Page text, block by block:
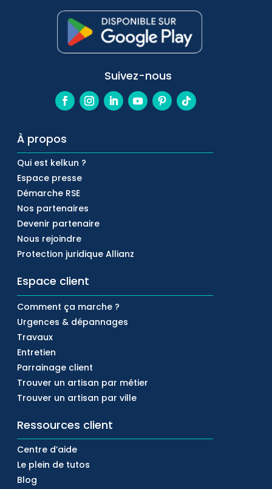
Suivez-nous
À propos
Qui est kelkun ?
Espace presse
Démarche RSE
Nos partenaires
Devenir partenaire
Nous rejoindre
Protection juridique Allianz
Espace client
Comment ça marche ?
Urgences & dépannages
Travaux
Entretien
Parrainage client
Trouver un artisan par métier
Trouver un artisan par ville
Ressources client
Centre d’aide
Le plein de tutos
Blog